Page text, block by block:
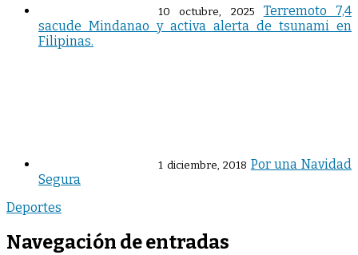
10 octubre, 2025
Terremoto 7,4
sacude Mindanao y activa alerta de tsunami en
Filipinas.
1 diciembre, 2018 Por una Navidad
Segura
Deportes
Navegación de entradas